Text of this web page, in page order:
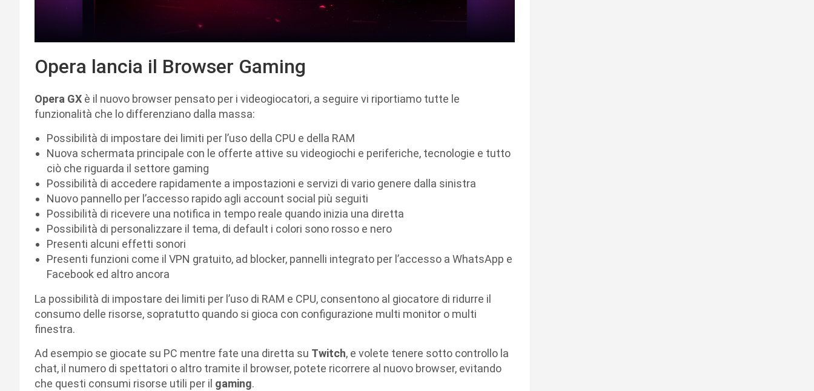
Opera lancia il Browser Gaming
Opera GX è il nuovo browser pensato per i videogiocatori, a seguire vi riportiamo tutte le
funzionalità che lo differenziano dalla massa:
Possibilità di impostare dei limiti per l’uso della CPU e della RAM
Nuova schermata principale con le offerte attive su videogiochi e periferiche, tecnologie e tutto
ciò che riguarda il settore gaming
Possibilità di accedere rapidamente a impostazioni e servizi di vario genere dalla sinistra
Nuovo pannello per l’accesso rapido agli account social più seguiti
Possibilità di ricevere una notifica in tempo reale quando inizia una diretta
Possibilità di personalizzare il tema, di default i colori sono rosso e nero
Presenti alcuni effetti sonori
Presenti funzioni come il VPN gratuito, ad blocker, pannelli integrato per l’accesso a WhatsApp e
Facebook ed altro ancora
La possibilità di impostare dei limiti per l’uso di RAM e CPU, consentono al giocatore di ridurre il
consumo delle risorse, sopratutto quando si gioca con configurazione multi monitor o multi
finestra.
Ad esempio se giocate su PC mentre fate una diretta su Twitch, e volete tenere sotto controllo la
chat, il numero di spettatori o altro tramite il browser, potete ricorrere al nuovo browser, evitando
che questi consumi risorse utili per il gaming.